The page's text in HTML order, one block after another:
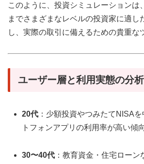
このように、投資シミュレーションは
までさまざまなレベルの投資家に適し
し、実際の取引に備えるための貴重な
ユーザー層と利用実態の分析
20代 ：少額投資やつみたてNISA
トフォンアプリの利用率が高い傾
30〜40代 ：教育資金・住宅ローン